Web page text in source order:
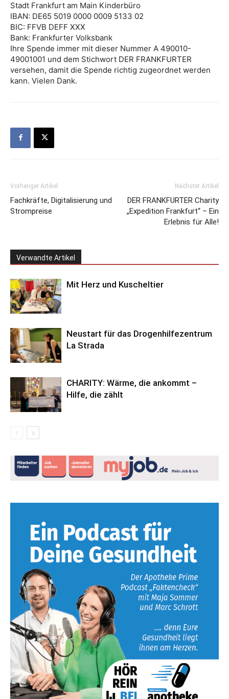
Stadt Frankfurt am Main Kinderbüro
IBAN: DE65 5019 0000 0009 5133 02
BIC: FFVB DEFF XXX
Bank: Frankfurter Volksbank
Ihre Spende immer mit dieser Nummer A 490010-
49001001 und dem Stichwort DER FRANKFURTER
versehen, damit die Spende richtig zugeordnet werden
kann. Vielen Dank.
Vorheriger Artikel
Fachkräfte, Digitalisierung und
Strompreise
Nächster Artikel
DER FRANKFURTER Charity
„Expedition Frankfurt“ – Ein
Erlebnis für Alle!
Verwandte Artikel
Mit Herz und Kuscheltier
Neustart für das Drogenhilfezentrum
La Strada
CHARITY: Wärme, die ankommt –
Hilfe, die zählt